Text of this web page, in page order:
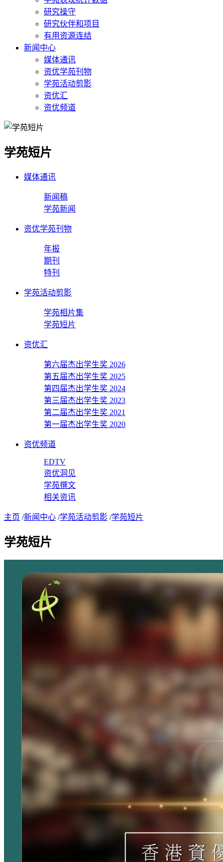
研究操守
研究伙伴和项目
有用资源连结
新闻中心
媒体通讯
资优学苑刊物
学苑活动剪影
资优汇
资优频道
学苑短片
媒体通讯
新闻稿
学苑新闻
资优学苑刊物
年报
期刊
特刊
学苑活动剪影
学苑相片集
学苑短片
资优汇
第六届杰出学生奖 2026
第五届杰出学生奖 2025
第四届杰出学生奖 2024
第三届杰出学生奖 2023
第二届杰出学生奖 2021
第一届杰出学生奖 2020
资优频道
EDTV
资优洞见
学苑撰文
相关资讯
主页 /新闻中心 /学苑活动剪影 /学苑短片
学苑短片